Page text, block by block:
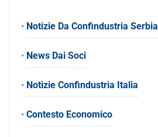
• Notizie Da Confindustria Serbia
• News Dai Soci
• Notizie Confindustria Italia
• Contesto Economico